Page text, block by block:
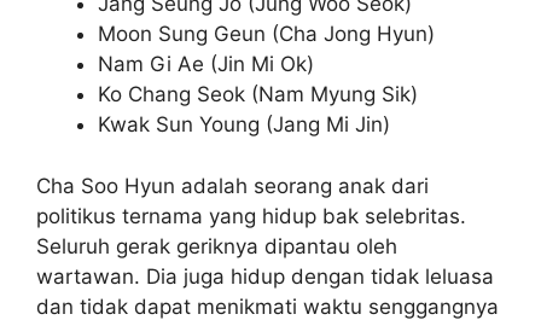
Moon Sung Geun (Cha Jong Hyun)
Nam Gi Ae (Jin Mi Ok)
Ko Chang Seok (Nam Myung Sik)
Kwak Sun Young (Jang Mi Jin)
Cha Soo Hyun adalah seorang anak dari
politikus ternama yang hidup bak selebritas.
Seluruh gerak geriknya dipantau oleh
wartawan. Dia juga hidup dengan tidak leluasa
dan tidak dapat menikmati waktu senggangnya